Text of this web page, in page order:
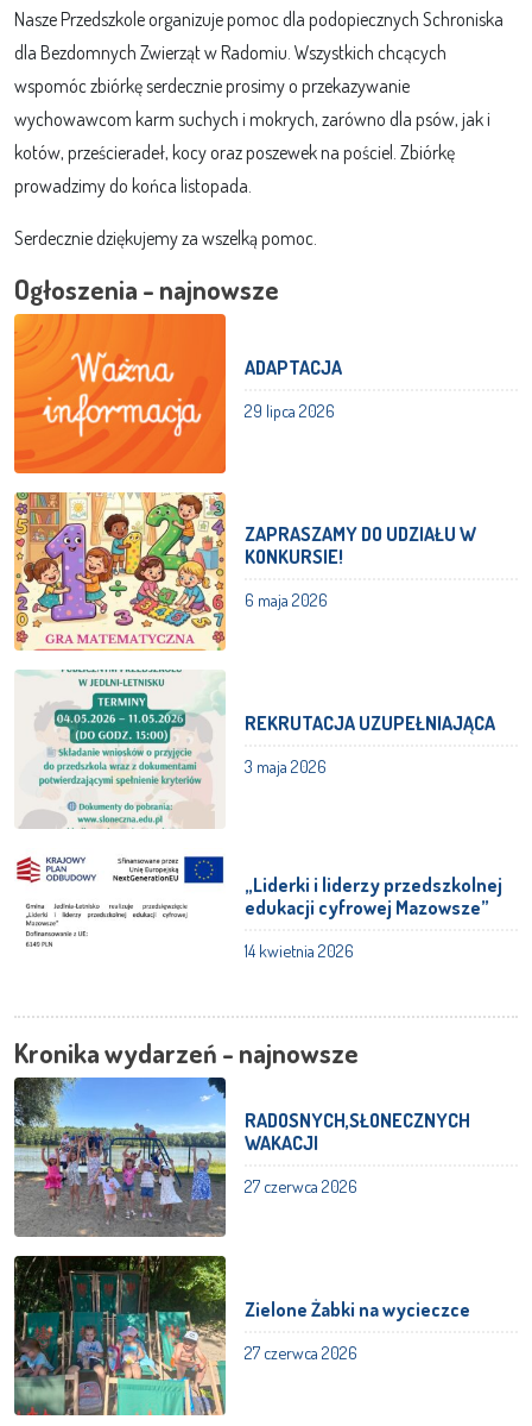
Nasze Przedszkole organizuje pomoc dla podopiecznych Schroniska
dla Bezdomnych Zwierząt w Radomiu. Wszystkich chcących
wspomóc zbiórkę serdecznie prosimy o przekazywanie
wychowawcom karm suchych i mokrych, zarówno dla psów, jak i
kotów, prześcieradeł, kocy oraz poszewek na pościel. Zbiórkę
prowadzimy do końca listopada.
Serdecznie dziękujemy za wszelką pomoc.
Ogłoszenia - najnowsze
ADAPTACJA
29 lipca 2026
ZAPRASZAMY DO UDZIAŁU W
KONKURSIE!
6 maja 2026
REKRUTACJA UZUPEŁNIAJĄCA
3 maja 2026
„Liderki i liderzy przedszkolnej
edukacji cyfrowej Mazowsze”
14 kwietnia 2026
Kronika wydarzeń - najnowsze
RADOSNYCH,SŁONECZNYCH
WAKACJI
27 czerwca 2026
Zielone Żabki na wycieczce
27 czerwca 2026